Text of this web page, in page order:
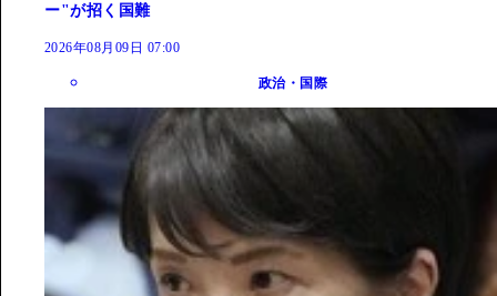
ー"が招く国難
2026年08月09日 07:00
政治・国際